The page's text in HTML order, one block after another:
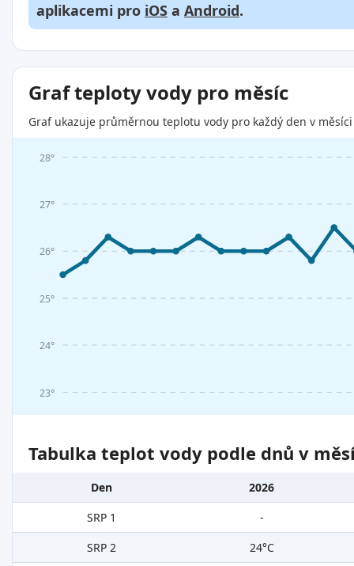
aplikacemi pro iOS a Android.
Graf teploty vody pro měsíc
Graf ukazuje průměrnou teplotu vody pro každý den v
23°
24°
25°
26°
27°
28°
Tabulka teplot vody podle dnů v
Den
2026
SRP 1
-
SRP 2
24°C